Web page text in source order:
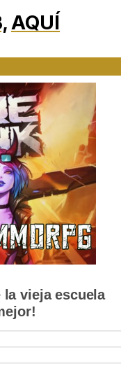
AQUÍ
la vieja escuela